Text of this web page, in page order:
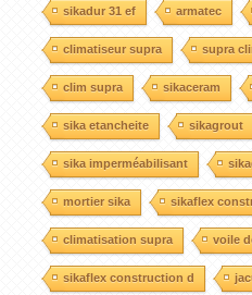
sikadur 31 ef armatec
climatiseur supra supra
clim supra sikaceram
sika etancheite sikagrout
sika imperméabilisant
mortier sika sikaflex
climatisation supra voile
sikaflex construction d